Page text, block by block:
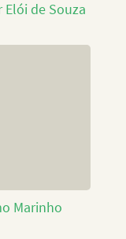
de Souza
Marinho